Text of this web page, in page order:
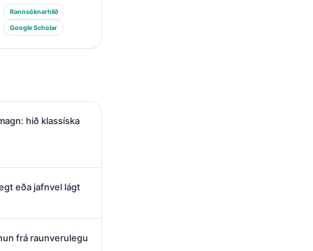
Rannsóknarhlið
Google Scholar
hið klassíska
eða jafnvel lágt
frá raunverulegu